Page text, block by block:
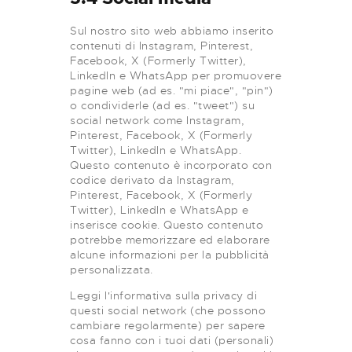
Sul nostro sito web abbiamo inserito
contenuti di Instagram, Pinterest,
Facebook, X (Formerly Twitter),
LinkedIn e WhatsApp per promuovere
pagine web (ad es. "mi piace", "pin")
o condividerle (ad es. "tweet") su
social network come Instagram,
Pinterest, Facebook, X (Formerly
Twitter), LinkedIn e WhatsApp.
Questo contenuto è incorporato con
codice derivato da Instagram,
Pinterest, Facebook, X (Formerly
Twitter), LinkedIn e WhatsApp e
inserisce cookie. Questo contenuto
potrebbe memorizzare ed elaborare
alcune informazioni per la pubblicità
personalizzata.
Leggi l'informativa sulla privacy di
questi social network (che possono
cambiare regolarmente) per sapere
cosa fanno con i tuoi dati (personali)